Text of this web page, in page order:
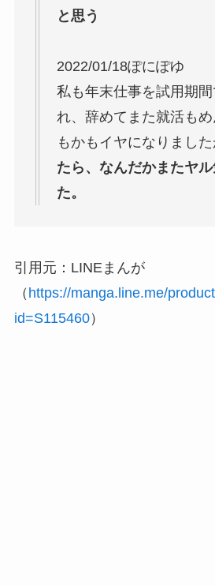
と思う
2022/01/18ぽにぽゆ
私も年末仕事を試用期
れ、辞めてまた就活も
もかもイヤになりまし
たら、なんだかまたヤ
た。
引用元：LINEまんが
（ https://manga.line.me/
id=S115460）